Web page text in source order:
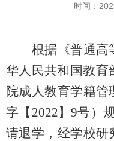
时间：
根据《普通高
华人民共和国教育
院成人教育学籍
字【 2022】9号）
请退学，经学校研